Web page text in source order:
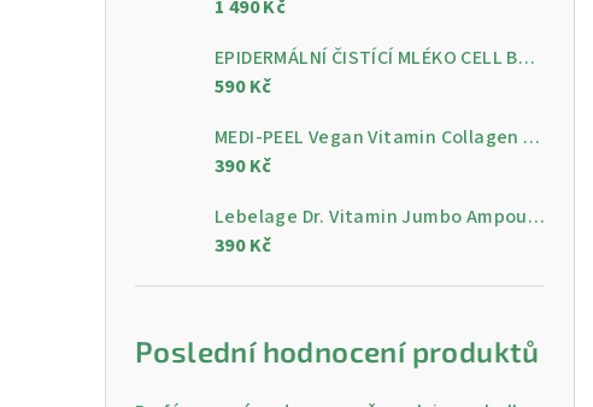
1 490 Kč
EPIDERMÁLNÍ ČISTÍCÍ MLÉKO CELL BY CELL Epidermal Cleansing Milk 200 ml
590 Kč
MEDI-PEEL Vegan Vitamin Collagen Clear, 300 ml
390 Kč
Lebelage Dr. Vitamin Jumbo Ampoule, gelový krém, 250 ml
390 Kč
Poslední hodnocení produktů